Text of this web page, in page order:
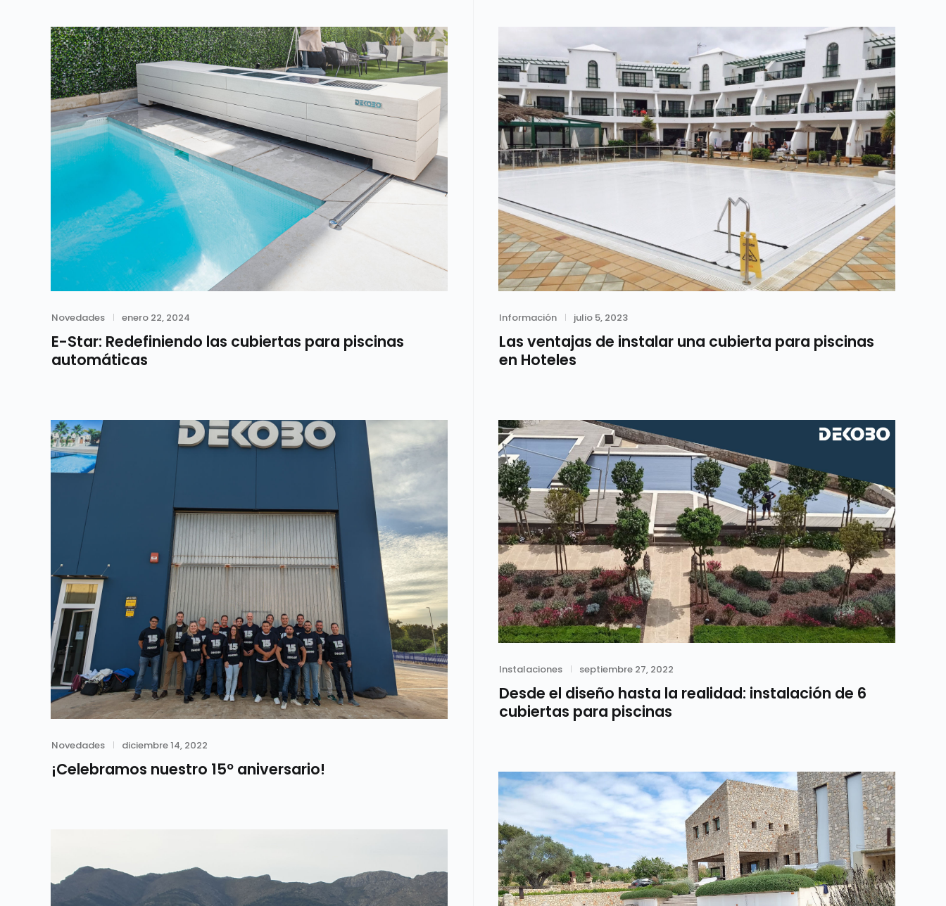
Category
Novedades
Posted
enero 22, 2024
E-Star: Redefiniendo las cubiertas para piscinas
automáticas
Category
Información
Posted
julio 5, 2023
Las ventajas de instalar una cubierta para piscinas
en Hoteles
Category
Novedades
Posted
diciembre 14, 2022
¡Celebramos nuestro 15º aniversario!
Category
Instalaciones
Posted
septiembre 27, 2022
Desde el diseño hasta la realidad: instalación de 6
cubiertas para piscinas